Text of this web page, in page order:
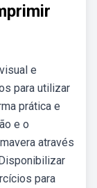
e
para utilizar
prática e
e o
através
para